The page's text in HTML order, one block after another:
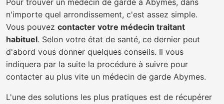
Pour trouver un médecin de garde à Abymes, dans
n'importe quel arrondissement, c'est assez simple.
Vous pouvez contacter votre médecin traitant
habituel. Selon votre état de santé, ce dernier peut
d'abord vous donner quelques conseils. Il vous
indiquera par la suite la procédure à suivre pour
contacter au plus vite un médecin de garde Abymes.
L'une des solutions les plus pratiques est de récupérer